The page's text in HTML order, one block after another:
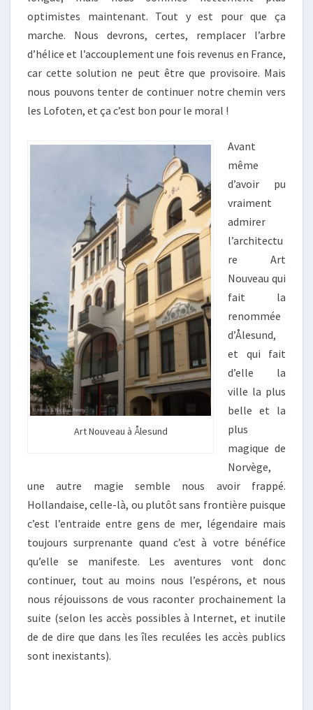
optimistes maintenant. Tout y est pour que ça
marche. Nous devrons, certes, remplacer l’arbre
d’hélice et l’accouplement une fois revenus en France,
car cette solution ne peut être que provisoire. Mais
nous pouvons tenter de continuer notre chemin vers
les Lofoten, et ça c’est bon pour le moral !
Art Nouveau à Ålesund
Avant
même
d’avoir pu
vraiment
admirer
l’architectu
re Art
Nouveau qui
fait la
renommée
d’Ålesund,
et qui fait
d’elle la
ville la plus
belle et la
plus
magique de
Norvège,
une autre magie semble nous avoir frappé.
Hollandaise, celle-là, ou plutôt sans frontière puisque
c’est l’entraide entre gens de mer, légendaire mais
toujours surprenante quand c’est à votre bénéfice
qu’elle se manifeste. Les aventures vont donc
continuer, tout au moins nous l’espérons, et nous
nous réjouissons de vous raconter prochainement la
suite (selon les accès possibles à Internet, et inutile
de de dire que dans les îles reculées les accès publics
sont inexistants).